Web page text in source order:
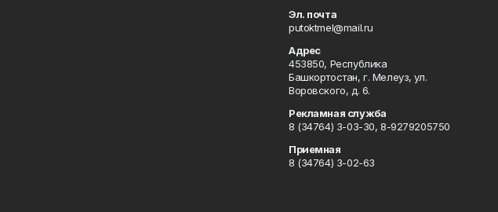
Эл. почта
putoktmel@mail.ru
Адрес
453850, Республика
Башкортостан, г. Мелеуз, ул.
Воровского, д. 6.
Рекламная служба
8 (34764) 3-03-30, 8-9279205750
Приемная
8 (34764) 3-02-63